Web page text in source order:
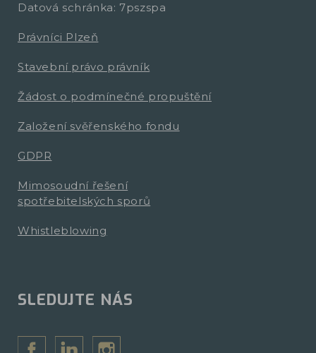
Datová schránka: 7pszspa
Právníci Plzeň
Stavební právo právník
Žádost o podmínečné propuštění
Založení svěřenského fondu
GDPR
Mimosoudní řešení
spotřebitelských sporů
Whistleblowing
SLEDUJTE NÁS